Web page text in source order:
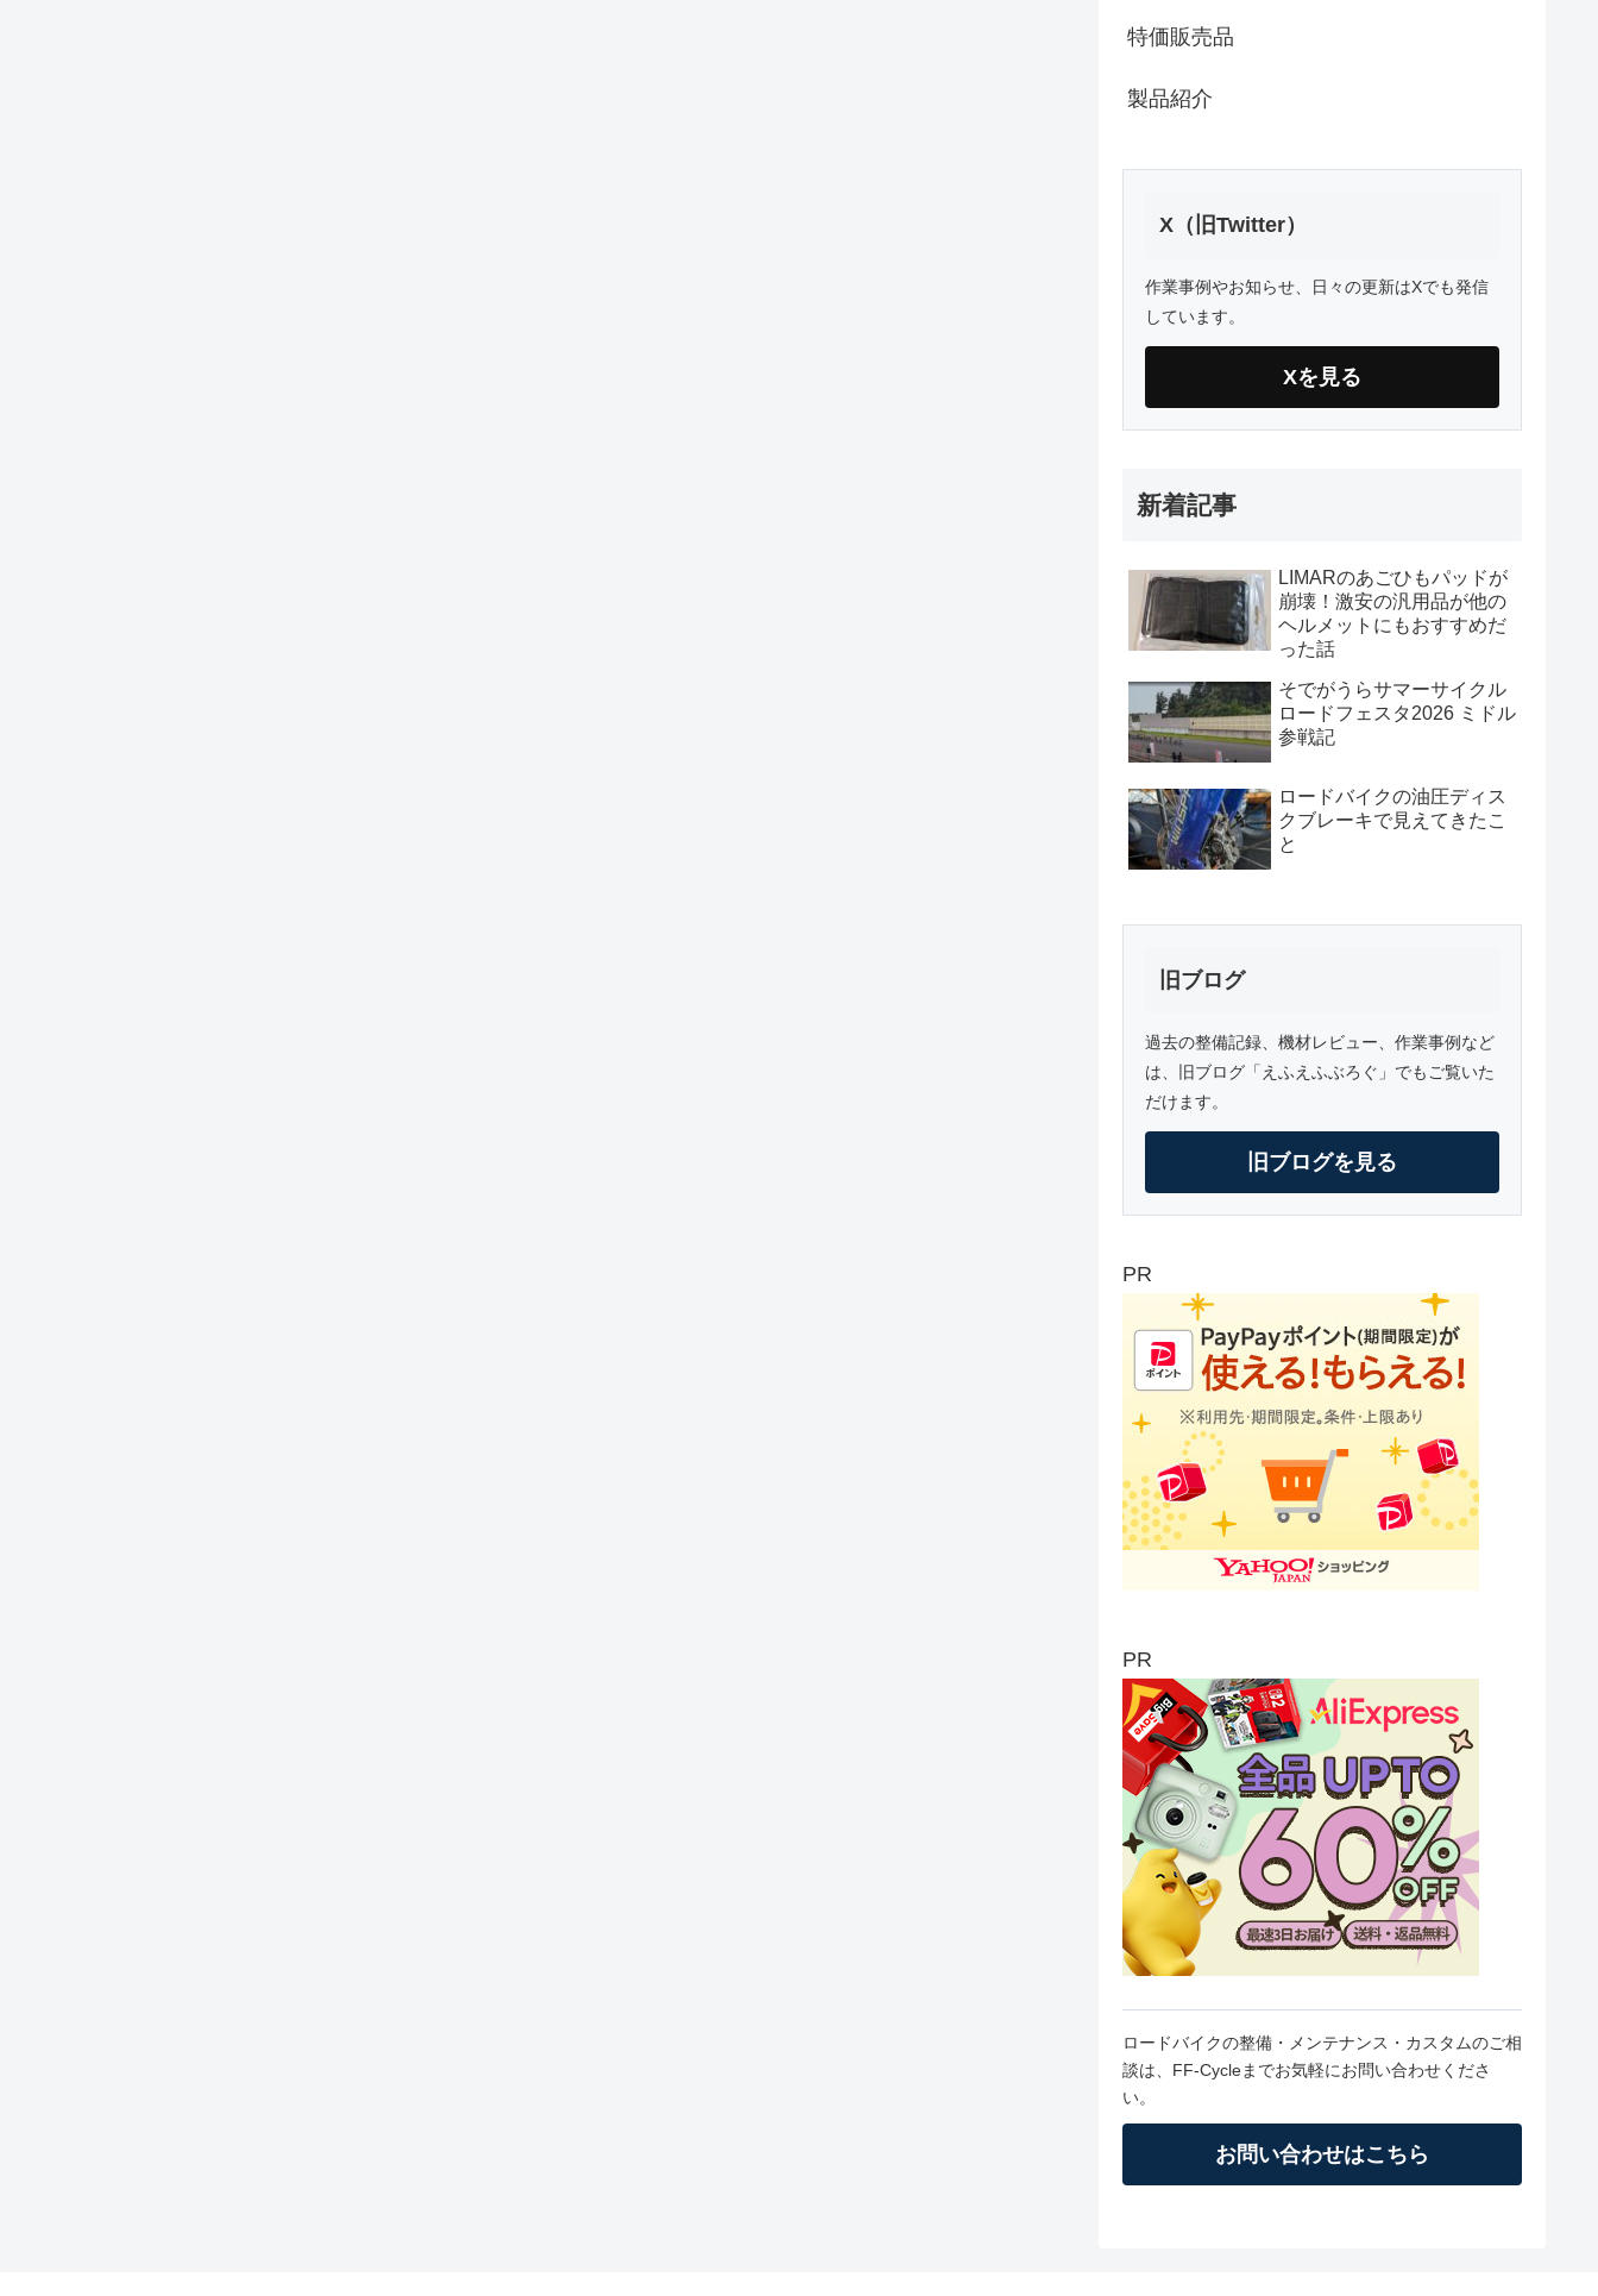
特価販売品
製品紹介
X（旧Twitter）
作業事例やお知らせ、日々の更新はXでも発信
しています。
Xを見る
新着記事
LIMARのあごひもパッドが
崩壊！激安の汎用品が他の
ヘルメットにもおすすめだ
った話
そでがうらサマーサイクル
ロードフェスタ2026 ミドル
参戦記
ロードバイクの油圧ディス
クブレーキで見えてきたこ
と
旧ブログ
過去の整備記録、機材レビュー、作業事例など
は、旧ブログ「えふえふぶろぐ」でもご覧いた
だけます。
旧ブログを見る
PR
PR
ロードバイクの整備・メンテナンス・カスタムのご相
談は、FF-Cycleまでお気軽にお問い合わせくださ
い。
お問い合わせはこちら